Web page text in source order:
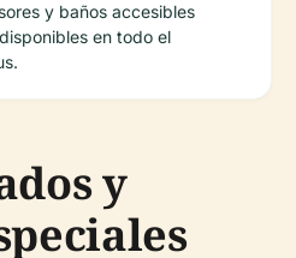
y baños accesibles
en todo el
y